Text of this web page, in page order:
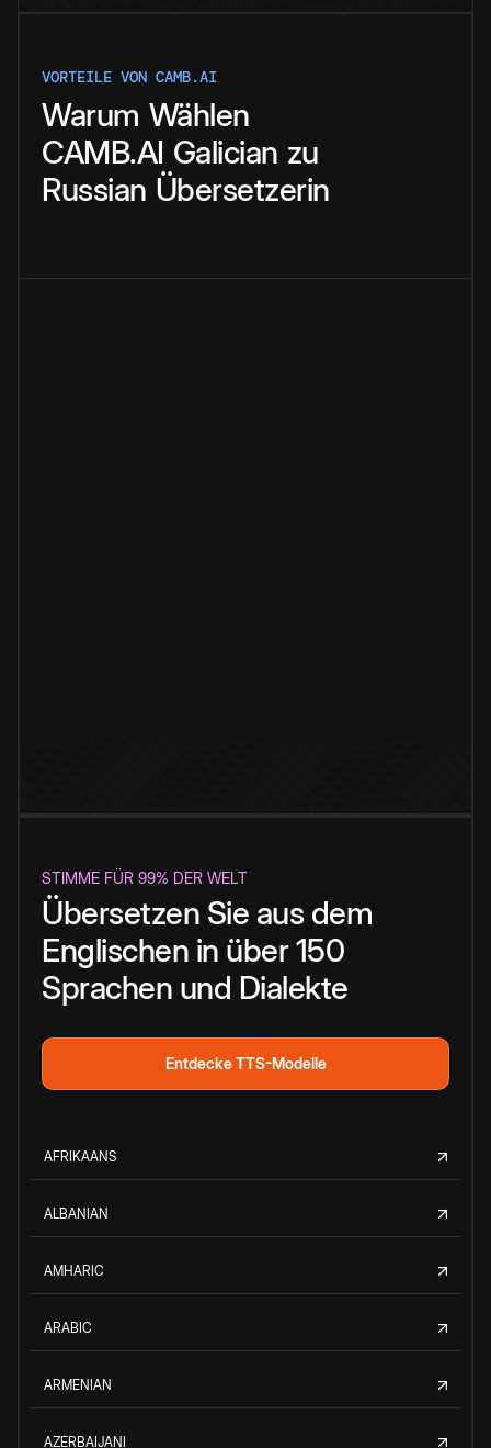
VORTEILE VON CAMB.AI
Warum Wählen
CAMB.AI Galician zu
Russian Übersetzerin
STIMME FÜR 99% DER WELT
Übersetzen Sie aus dem
Englischen in über 150
Sprachen und Dialekte
Entdecke TTS-Modelle
AFRIKAANS
ALBANIAN
AMHARIC
ARABIC
ARMENIAN
AZERBAIJANI